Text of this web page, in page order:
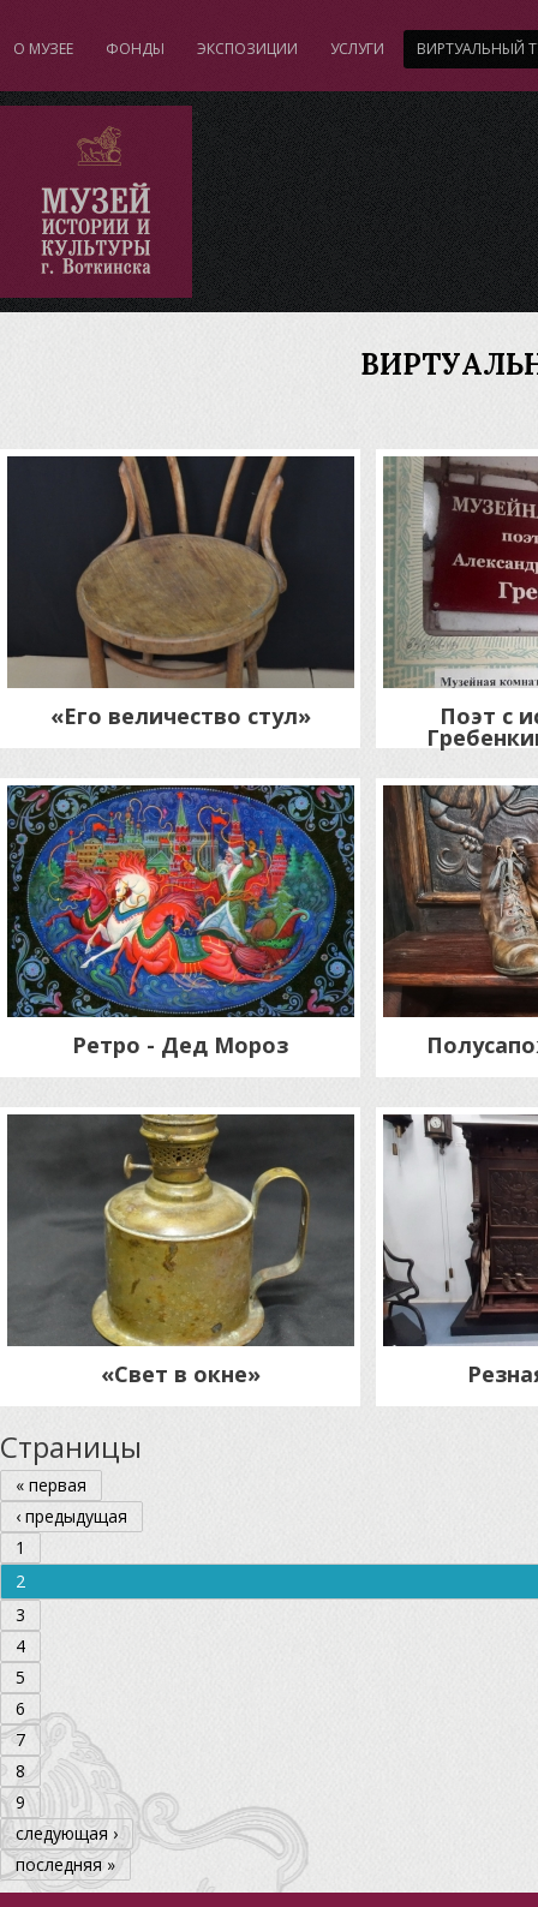
"
О МУЗЕЕ ФОНДЫ ЭКСПОЗИЦИИ УСЛУГИ ВИРТУАЛЬНЫЙ
«Его величество стул» Поэт с
Ретро - Дед Мороз
«Свет в окне»
Страницы
« первая
‹ предыдущая
1
2
3
4
5
6
7
8
9
следующая ›
последняя »